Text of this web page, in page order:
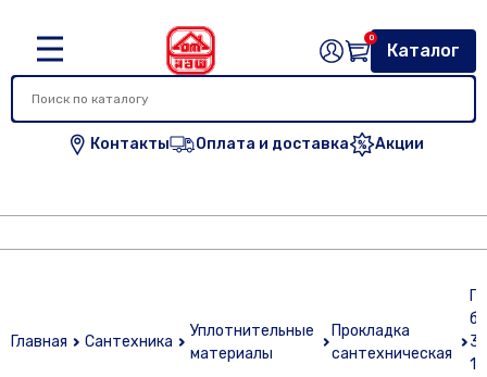
Контакты Оплата и доставка Акции
Каталог
0
Главная Сантехника
Уплотнительные
материалы
Прокладка
сантехническая